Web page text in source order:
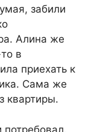
забили
Алина же
в
приехать к
Сама же
квартиры.
потребовал,